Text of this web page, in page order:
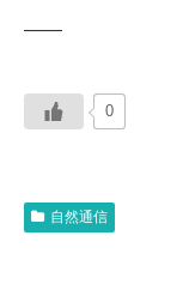
——
0
自然通信